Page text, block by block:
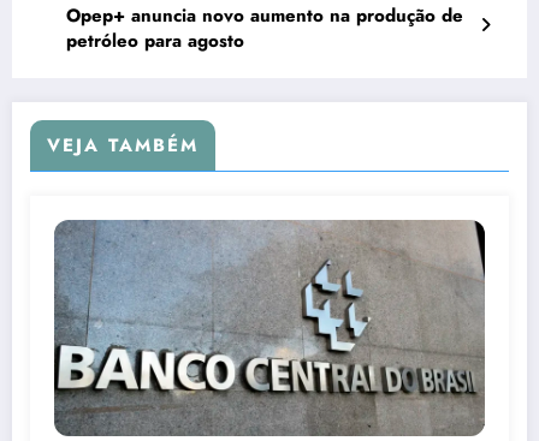
Opep+ anuncia novo aumento na produção de
petróleo para agosto
VEJA TAMBÉM